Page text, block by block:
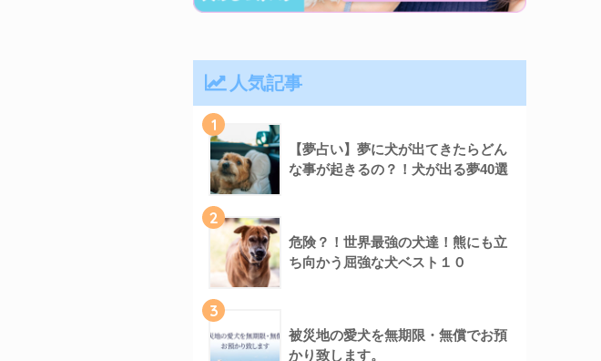
人気記事
1
【夢占い】夢に犬が出てきたらどん
な事が起きるの？！犬が出る夢40選
2
危険？！世界最強の犬達！熊にも立
ち向かう屈強な犬ベスト１０
3
被災地の愛犬を無期限・無償でお預
かり致します。